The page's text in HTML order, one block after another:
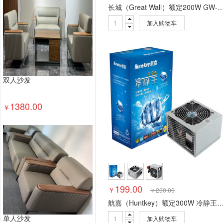
双人沙发
￥ 1380.00
单人沙发
长城（Great Wall）额定200W GW-ATX200JD电源
加入购物车
￥ 199.00 ￥200.00
航嘉（Huntkey）额定300W 冷静王
加入购物车